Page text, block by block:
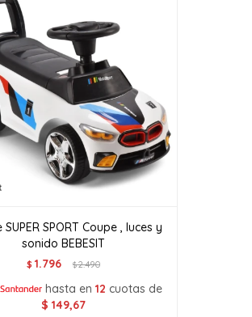
SPORT Coupe , luces y
sonido BEBESIT
$ 1.796 $2.490
hasta en12 cuotas de
$ 149,67